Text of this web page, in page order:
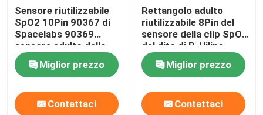
Sensore riutilizzabile
SpO2 10Pin 90367 di
Spacelabs 90369
sensore adulto della
clip SpO2 del dito
Miglior prezzo
Contattaci
Rettangolo adulto
riutilizzabile 8Pin del
sensore della clip SpO2
del dito di P-Hilips
M1196A
Miglior prezzo
Contattaci